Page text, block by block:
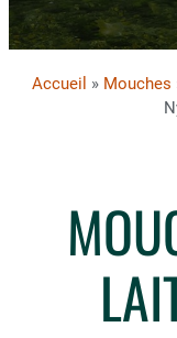
Accueil » Mouches